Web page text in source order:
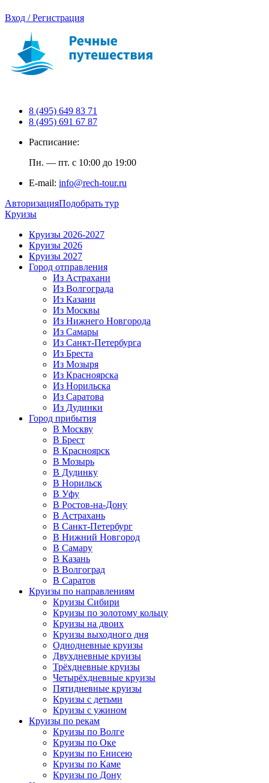
Вход / Регистрация
8 (495) 649 83 71
8 (495) 691 67 87
Расписание:
Пн. — пт. с 10:00 до 19:00
E-mail: info@rech-tour.ru
АвторизацияПодобрать тур
Круизы
Круизы 2026-2027
Круизы 2026
Круизы 2027
Город отправления
Из Астрахани
Из Волгограда
Из Казани
Из Москвы
Из Нижнего Новгорода
Из Самары
Из Санкт-Петербурга
Из Бреста
Из Мозыря
Из Красноярска
Из Норильска
Из Саратова
Из Дудинки
Город прибытия
В Москву
В Брест
В Красноярск
В Мозырь
В Дудинку
В Норильск
В Уфу
В Ростов-на-Дону
В Астрахань
В Санкт-Петербург
В Нижний Новгород
В Самару
В Казань
В Волгоград
В Саратов
Круизы по направлениям
Круизы Сибири
Круизы по золотому кольцу
Круизы на двоих
Круизы выходного дня
Однодневные круизы
Двухдневные круизы
Трёхдневные круизы
Четырёхдневные круизы
Пятидневные круизы
Круизы с детьми
Круизы с ужином
Круизы по рекам
Круизы по Волге
Круизы по Оке
Круизы по Енисею
Круизы по Каме
Круизы по Дону